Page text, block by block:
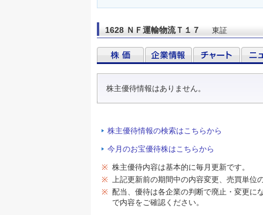
1628 ＮＦ運輸物流Ｔ１７ 東証
株主優待情報はありません。
株主優待情報の検索はこちらから
今月のお宝優待株はこちらから
※ 株主優待内容は基本的に毎月更新です。
※ 上記更新前の期間中の内容変更、売買単位
※ 配当、優待は各企業の判断で廃止・変更に
で内容をご確認ください。